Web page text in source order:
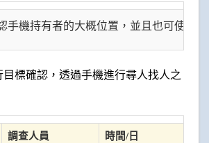
手機持有者的大概位置，並且也可使用
標確認，透過手機進行尋人找人之
調查人員 時間/日